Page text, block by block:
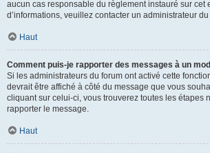
aucun cas responsable du règlement instauré sur cet
d’informations, veuillez contacter un administrateur
Haut
Comment puis-je rapporter des messages à un
Si les administrateurs du forum ont activé cette
devrait être affiché à côté du message que vous
cliquant sur celui-ci, vous trouverez toutes les étapes
rapporter le message.
Haut